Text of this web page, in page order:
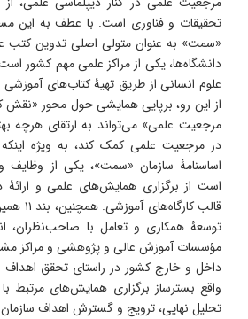
تحقیقات و فناوری است. با عطف به این
«سمت» به عنوان متولی اصلی تدوین کتب
دانشگاه‌ها، یکی از مراکز علمی مهم کشور
علوم انسانی از طریق تهیۀ کتاب‌های آموزشی
از این رو، برپایی همایشی حول محور
مرجعیت علمی» می‌تواند به ارتقای هرچه
اساسنامۀ سازمان «سمت»، یکی از وظایف و
است از برگزاری همایش‌های علمی و
قالب
توسعۀ همکاری و تعامل با صاحب‌نظران،
مؤسسات آموزش عالی و پژوهشی و مراکز
داخل و خارج کشور در راستای تحقق اهداف
واقع بسترساز برگزاری همایش‌های مرتبط
تحلیل نهایی، ترویج و گسترش اهداف